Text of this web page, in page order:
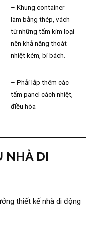
– Khung container
làm bằng thép, vách
từ những tấm kim loại
nên khả năng thoát
nhiệt kém, bí bách.
– Phải lắp thêm các
tấm panel cách nhiệt,
điều hòa
NHÀ DI
thiết kế nhà di động